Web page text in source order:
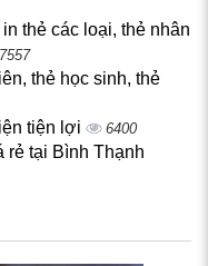
thẻ các loại, thẻ nhân
7557
thẻ học sinh, thẻ
tiện lợi 6400
rẻ tại Bình Thạnh